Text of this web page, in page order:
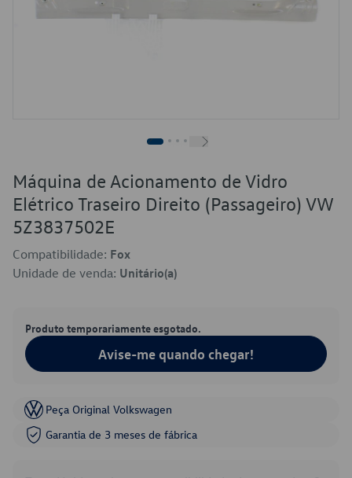
Máquina de Acionamento de Vidro
Elétrico Traseiro Direito (Passageiro) VW
5Z3837502E
Compatibilidade: Fox
Unidade de venda: Unitário(a)
Produto temporariamente esgotado.
Avise-me quando chegar!
Peça Original Volkswagen
Garantia de 3 meses de fábrica